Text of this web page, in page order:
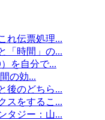
れ伝票処理...
「時間」の...
を自分で...
の効...
後のどちら...
スをするこ...
タジー：山...